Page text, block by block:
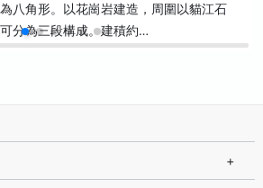
八角形。以花崗岩建造，周圍以貓江石
分為三段構成。建積約…